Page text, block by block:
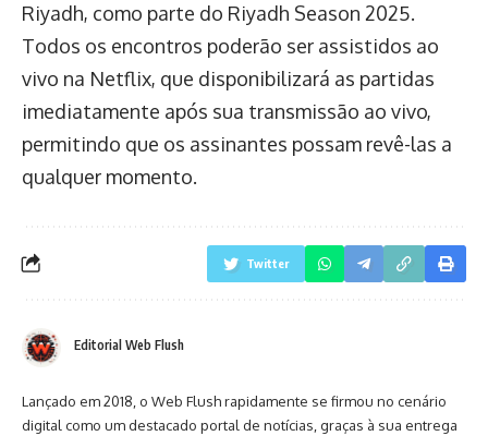
Riyadh, como parte do Riyadh Season 2025.
Todos os encontros poderão ser assistidos ao
vivo na Netflix, que disponibilizará as partidas
imediatamente após sua transmissão ao vivo,
permitindo que os assinantes possam revê-las a
qualquer momento.
Twitter
Editorial Web Flush
Lançado em 2018, o Web Flush rapidamente se firmou no cenário
digital como um destacado portal de notícias, graças à sua entrega